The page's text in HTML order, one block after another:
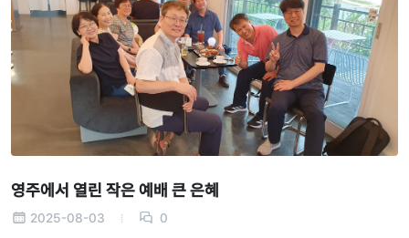
영주에서 열린 작은 예배 큰 은혜
2025-08-03 0